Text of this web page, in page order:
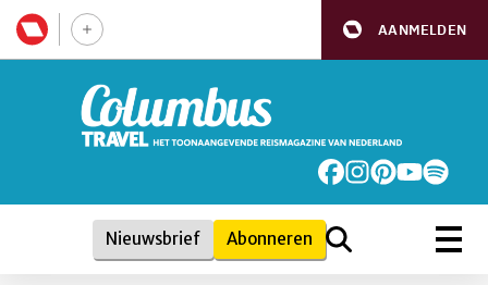
AANMELDEN
Nieuwsbrief Abonneren